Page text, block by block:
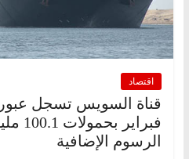
اقتصاد
الرسوم الإضافية